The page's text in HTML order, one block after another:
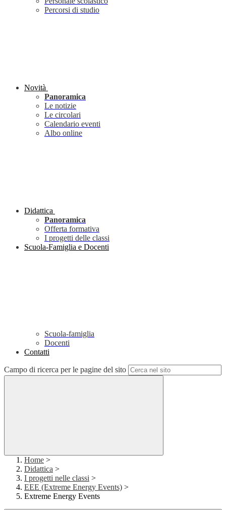
Percorsi di studio
Novità
Panoramica
Le notizie
Le circolari
Calendario eventi
Albo online
Didattica
Panoramica
Offerta formativa
I progetti delle classi
Scuola-Famiglia e Docenti
Scuola-famiglia
Docenti
Contatti
Campo di ricerca per le pagine del sito
Home >
Didattica >
I progetti nelle classi >
EEE (Extreme Energy Events) >
Extreme Energy Events